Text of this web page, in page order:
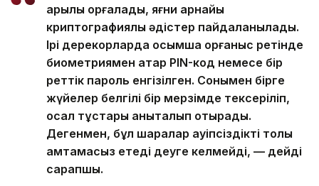
арқылы қорғалады, яғни арнайы
криптографиялық әдістер пайдаланылады.
Ірі дерекқорларда қосымша қорғаныс ретінде
биометриямен қатар PIN-код немесе бір
реттік пароль енгізілген. Сонымен бірге
жүйелер белгілі бір мерзімде тексеріліп,
осал тұстары анықталып отырады.
Дегенмен, бұл шаралар қауіпсіздікті толық
қамтамасыз етеді деуге келмейді, — дейді
сарапшы.